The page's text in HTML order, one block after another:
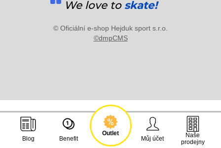
We love to skate!
© Oficiální e-shop Hejduk sport s.r.o.
©dmpCMS
Blog Benefit
Outlet
Můj účet
Naše
prodejny